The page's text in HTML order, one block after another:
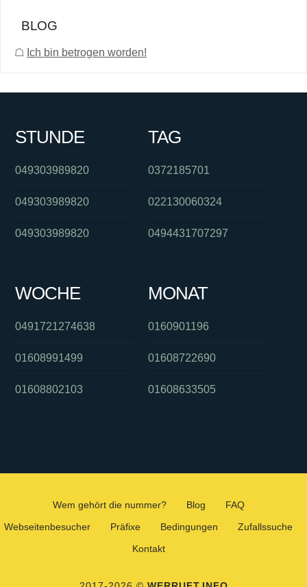
BLOG
☖ Ich bin betrogen worden!
STUNDE
049303989820
049303989820
049303989820
TAG
0372185701
022130060324
0494431707297
WOCHE
0491721274638
01608991499
01608802103
MONAT
0160901196
01608722690
01608633505
Wem gehört die nummer? Blog
FAQ
Webseitenbesucher
Präfixe Bedingungen
Zufallssuche
Kontakt